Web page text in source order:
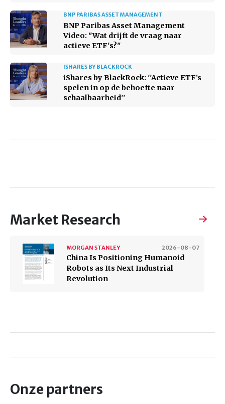
BNP PARIBAS ASSET MANAGEMENT
BNP Paribas Asset Management
Video: "Wat drijft de vraag naar
actieve ETF's?"
ISHARES BY BLACKROCK
iShares by BlackRock: ''Actieve ETF’s
spelen in op de behoefte naar
schaalbaarheid''
Market Research
2026-08-07
MORGAN STANLEY
China Is Positioning Humanoid
Robots as Its Next Industrial
Revolution
Onze partners